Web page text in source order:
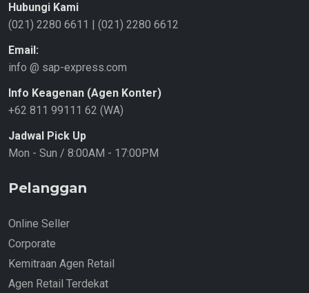
Hubungi Kami
(021) 2280 6611
(021) 2280 6612
Email:
info @ sap-express.com
Info Keagenan (Agen Konter)
+62 811 99111 62 (WA)
Jadwal Pick Up
Mon - Sun / 8:00AM - 17:00PM
Pelanggan
Online Seller
Corporate
Kemitraan Agen Retail
Agen Retail Terdekat